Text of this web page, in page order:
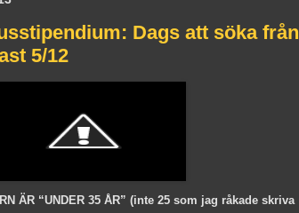
Dags att söka från
5/12
ÄR “UNDER 35 ÅR” (inte 25 som jag råkade skriva